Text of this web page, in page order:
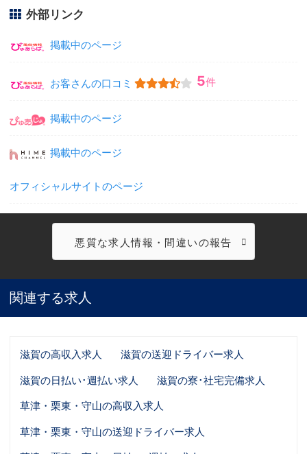
外部リンク
掲載中のページ
お客さんの口コミ 5件
掲載中のページ
掲載中のページ
オフィシャルサイトのページ
悪質な求人情報・間違いの報告
関連する求人
滋賀の高収入求人
滋賀の送迎ドライバー求人
滋賀の日払い･週払い求人
滋賀の寮･社宅完備求人
草津・栗東・守山の高収入求人
草津・栗東・守山の送迎ドライバー求人